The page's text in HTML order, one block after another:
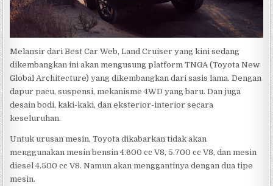
Melansir dari Best Car Web, Land Cruiser yang kini sedang
dikembangkan ini akan mengusung platform TNGA (Toyota New
Global Architecture) yang dikembangkan dari sasis lama. Dengan
dapur pacu, suspensi, mekanisme 4WD yang baru. Dan juga
desain bodi, kaki-kaki, dan eksterior-interior secara
keseluruhan.
Untuk urusan mesin, Toyota dikabarkan tidak akan
menggunakan mesin bensin 4.600 cc V8, 5.700 cc V8, dan mesin
diesel 4.500 cc V8. Namun akan menggantinya dengan dua tipe
mesin.